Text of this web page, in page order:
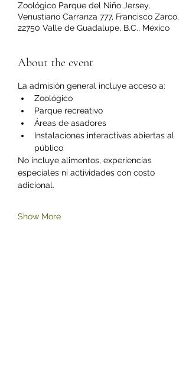
Zoológico Parque del Niño Jersey,
Venustiano Carranza 777, Francisco Zarco,
22750 Valle de Guadalupe, B.C., México
About the event
La admisión general incluye acceso a:
Zoológico
Parque recreativo
Áreas de asadores
Instalaciones interactivas abiertas al
público
No incluye alimentos, experiencias
especiales ni actividades con costo
adicional.
Show More